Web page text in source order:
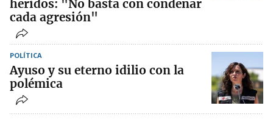
heridos: "No basta con condenar
cada agresión"
POLÍTICA
Ayuso y su eterno idilio con la
polémica